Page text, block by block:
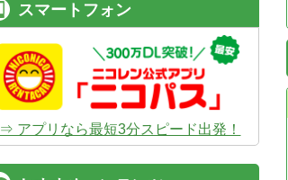
スマートフォン
⇒ アプリなら最短3分スピード出発！